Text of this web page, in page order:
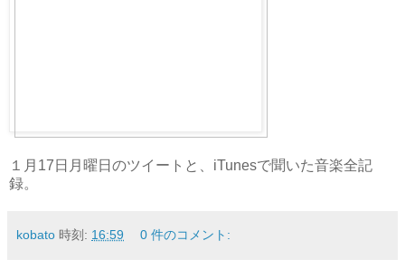
１月17日月曜日のツイートと、iTunesで聞いた音楽全記
録。
kobato 時刻: 16:59 0 件のコメント: